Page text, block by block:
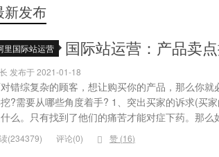
新发布
里国际站运营 国际站运营：产品卖
发布于 2021-01-18
错综复杂的顾客，想让购买你的产品，那么你
?需要从哪些角度着手? 1、突出买家的诉求(买
么。只有找到了他们的痛苦才能对症下药。那么
(234379) 评论(0) 赞 (16)